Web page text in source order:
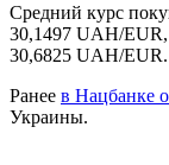
Средний курс
30,1497 UAH/EUR,
30,6825 UAH/EUR.
Ранее в Нацбанке
Украины.